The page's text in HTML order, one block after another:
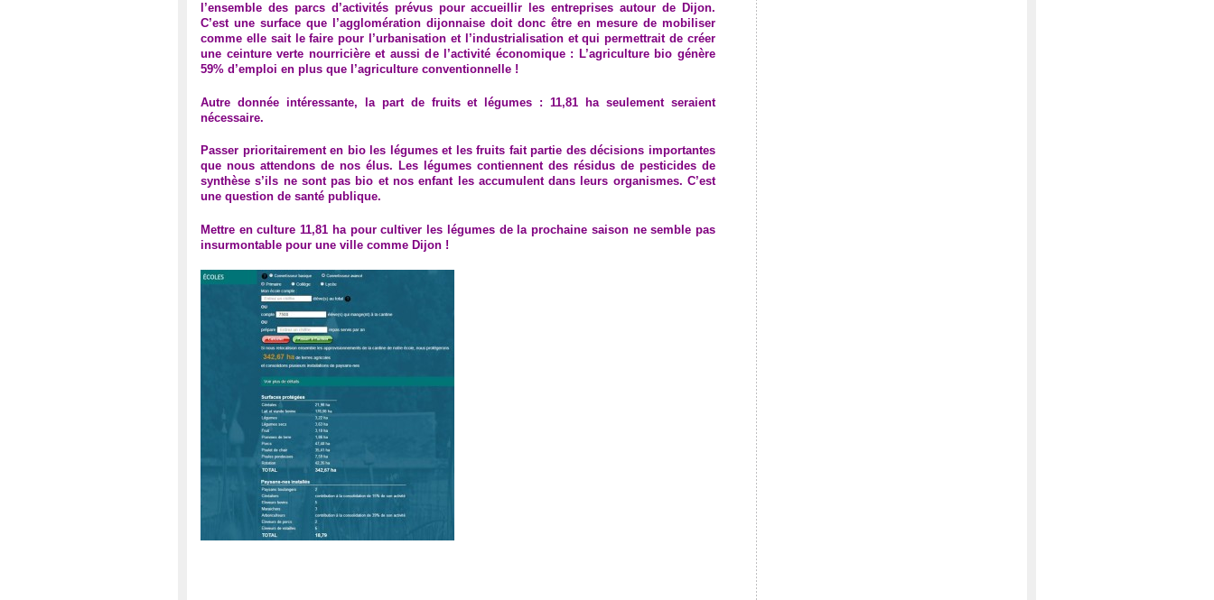
l’ensemble des parcs d’activités prévus pour accueillir les entreprises autour de Dijon.
C’est une surface que l’agglomération dijonnaise doit donc être en mesure de mobiliser
comme elle sait le faire pour l’urbanisation et l’industrialisation et qui permettrait de créer
une ceinture verte nourricière et aussi de l’activité économique : L’agriculture bio génère
59% d’emploi en plus que l’agriculture conventionnelle !
Autre donnée intéressante, la part de fruits et légumes : 11,81 ha seulement seraient
nécessaire.
Passer prioritairement en bio les légumes et les fruits fait partie des décisions importantes
que nous attendons de nos élus. Les légumes contiennent des résidus de pesticides de
synthèse s’ils ne sont pas bio et nos enfant les accumulent dans leurs organismes. C’est
une question de santé publique.
Mettre en culture 11,81 ha pour cultiver les légumes de la prochaine saison ne semble pas
insurmontable pour une ville comme Dijon !